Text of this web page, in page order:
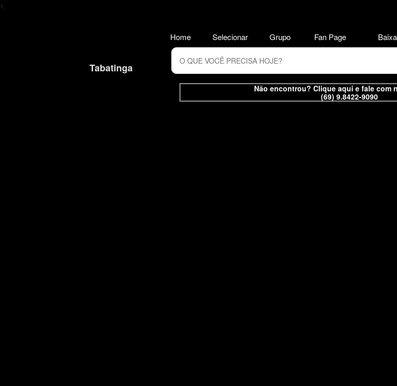
<
Tabatinga
Não encontrou? Clique aqui e fale com
(69) 9.8422-9090
Home Selecionar Grupo Fan Page